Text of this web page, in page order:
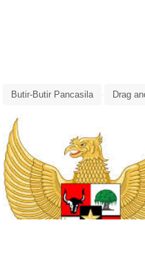
Butir-Butir Pancasila Drag
Lembar Kerja Siswa